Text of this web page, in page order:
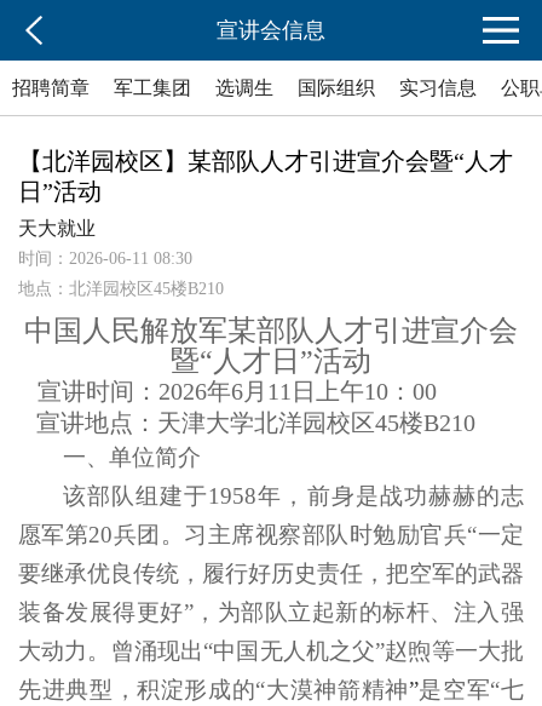
宣讲会信息
招聘简章 军工集团 选调生 国际组织 实习信息 公
【北洋园校区】某部队人才引进宣介会暨“人才
日”活动
天大就业
时间：2026-06-11 08:30
地点：北洋园校区45楼B210
中国人民解放军某部队人才引进宣介会
暨“人才日”活动
宣讲时间：2026年6月11日上午10：00
宣讲地点：天津大学北洋园校区45楼B210
一、单位简介
该部队组建于1958年，前身是战功赫赫的志
愿军第20兵团。习主席视察部队时勉励官兵“一定
要继承优良传统，履行好历史责任，把空军的武器
装备发展得更好”，为部队立起新的标杆、注入强
大动力。曾涌现出“中国无人机之父”赵煦等一大批
先进典型，积淀形成的“大漠神箭精神”是空军“七